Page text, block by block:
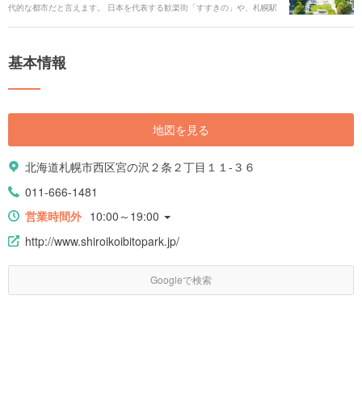
代的な都市だと言えます。 日本を代表する歓楽街「すすきの」や、札幌駅
自然スポットがあるなど、都市でありながら北海道らしい自然に触れられ
はグルメや歴史の面でも少し風変わりな奥深い土地です。 今回は、札幌の
介します。移動手段やお得なチケット情報もありますので、初めて札幌へ
訪れる人はぜひ参考にしてくださいね。
基本情報
地図を見る
北海道札幌市西区宮の沢２条２丁目１１-３６
011-666-1481
営業時間外 10:00～19:00
http://www.shiroikoibitopark.jp/
Googleで検索